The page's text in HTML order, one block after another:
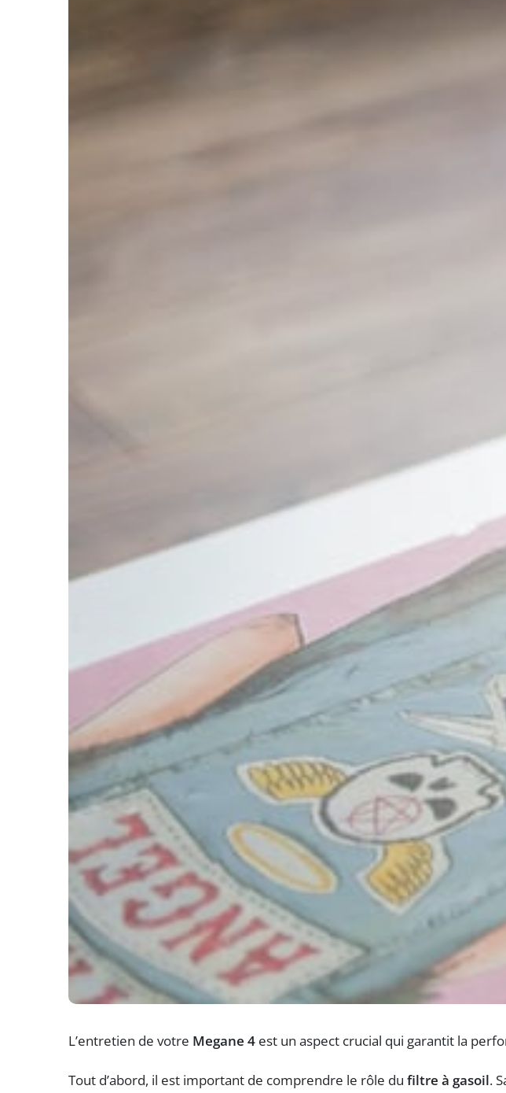
L’entretien de votre Megane 4 est un aspect crucial qui garantit la
Tout d’abord, il est important de comprendre le rôle du filtre à gasoil.